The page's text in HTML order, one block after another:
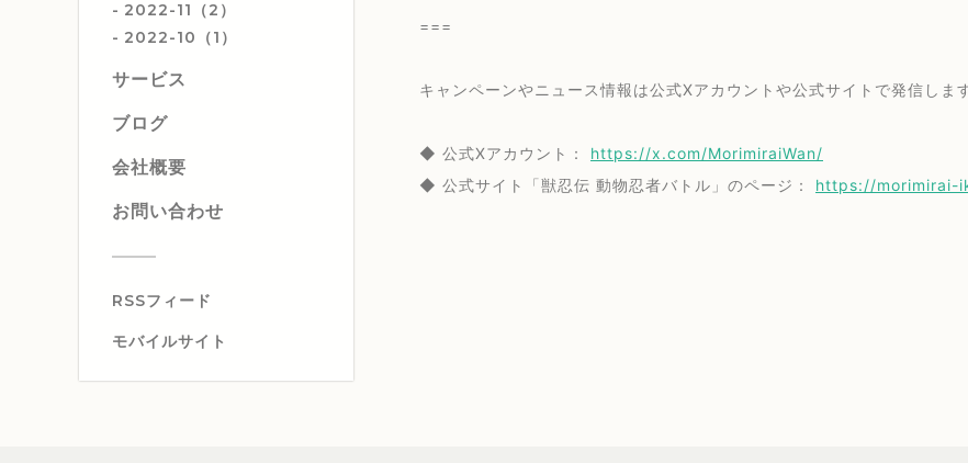
2022-11（2）
2022-10（1）
サービス
ブログ
会社概要
お問い合わせ
RSSフィード
モバイルサイト
===
キャンペーンやニュース情報は公式Xアカウントや公式サイトで発信しま
◆ 公式Xアカウント： https://x.com/MorimiraiWan/
◆ 公式サイト「獣忍伝 動物忍者バトル」のページ： https://morimirai-